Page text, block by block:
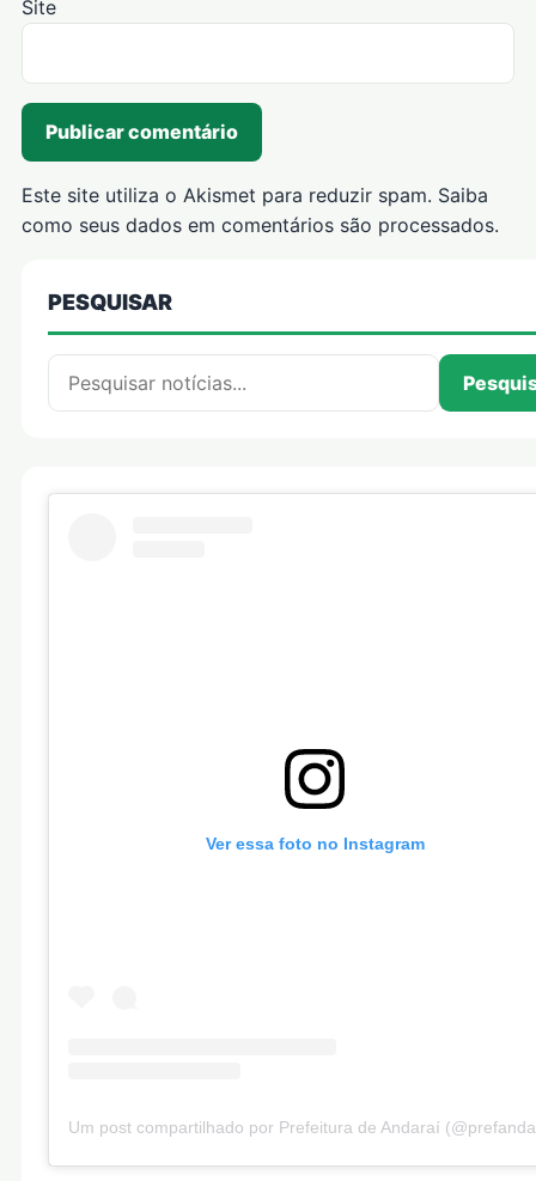
Site
Este site utiliza o Akismet para reduzir spam. Saiba
como seus dados em comentários são processados.
PESQUISAR
Pesquisar por:
Ver essa foto no Instagram
Um post compartilhado por Prefeitura de Andaraí